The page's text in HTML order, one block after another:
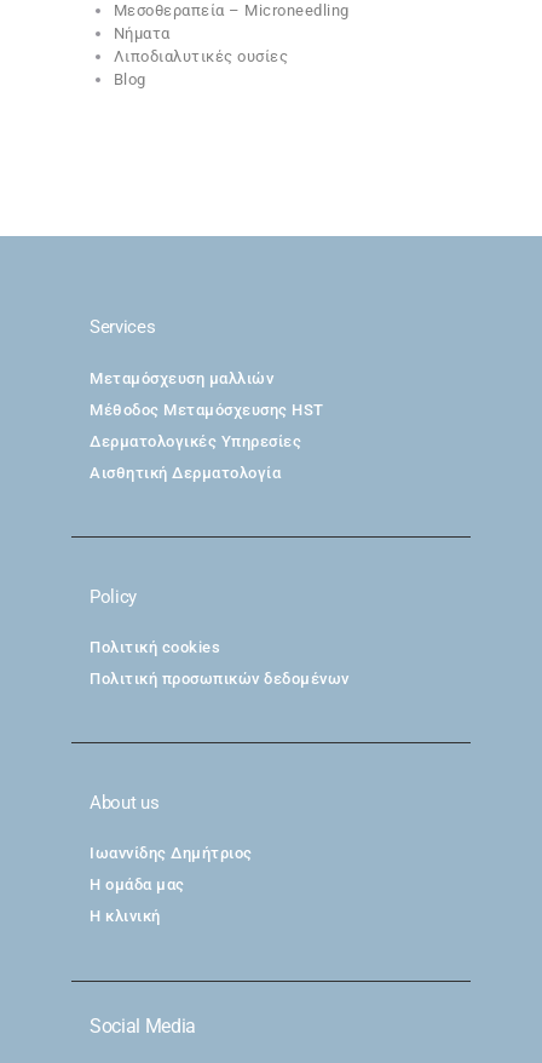
Μεσοθεραπεία – Microneedling
Νήματα
Λιποδιαλυτικές ουσίες
Blog
Services
Μεταμόσχευση μαλλιών
Μέθοδος Μεταμόσχευσης HST
Δερματολογικές Υπηρεσίες
Αισθητική Δερματολογία
Policy
Πολιτική cookies
Πολιτική προσωπικών δεδομένων
About us
Ιωαννίδης Δημήτριος
Η ομάδα μας
Η κλινική
Social Media